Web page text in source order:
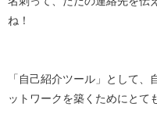
ね！
「自己紹介ツール」として
ットワークを築くためにとて